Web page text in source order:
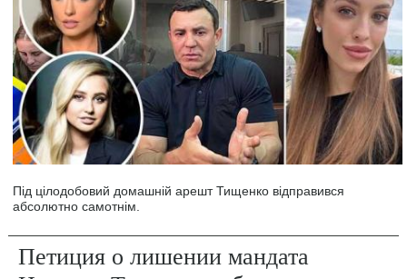
Під цілодобовий домашній арешт Тищенко відправився
абсолютно самотнім.
Петиция о лишении мандата